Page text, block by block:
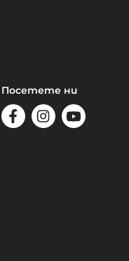
Посетете ни